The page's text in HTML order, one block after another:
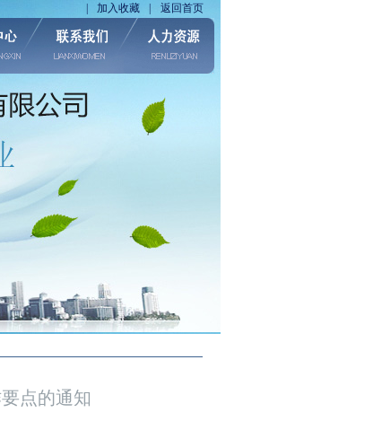
加入收藏 返回首页
点的通知